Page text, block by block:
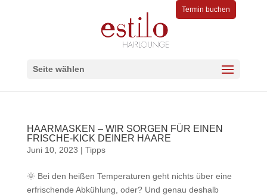
Termin buchen
Seite wählen
HAARMASKEN – WIR SORGEN FÜR EINEN
FRISCHE-KICK DEINER HAARE
Juni 10, 2023 | Tipps
🌞 Bei den heißen Temperaturen geht nichts über eine
erfrischende Abkühlung, oder? Und genau deshalb